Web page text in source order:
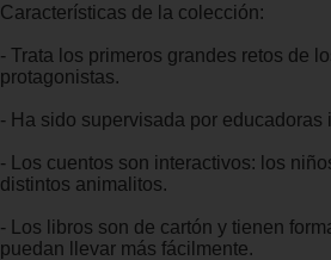
Características de la colección:
- Trata los primeros grandes retos de
protagonistas.
- Ha sido supervisada por educadoras
- Los cuentos son interactivos: los
distintos animalitos.
- Los libros son de cartón y tienen
puedan llevar más fácilmente.